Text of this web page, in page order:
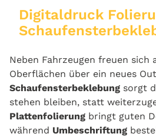
Digitaldruck
Neben Fahrzeugen freuen sich
Oberflächen über ein neues
Schaufensterbeklebung sorgt
stehen bleiben, statt
Plattenfolierung bringt guten
während Umbeschriftung